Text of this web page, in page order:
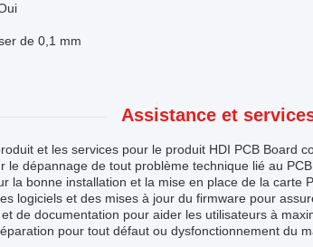
de 0,1 mm
Assistance et
et les services pour le produit HDI PCB Board
le dépannage de tout problème technique lié au PCB
la bonne installation et la mise en place de la carte
logiciels et des mises à jour du firmware pour
de documentation pour aider les utilisateurs à
pour tout défaut ou dysfonctionnement du